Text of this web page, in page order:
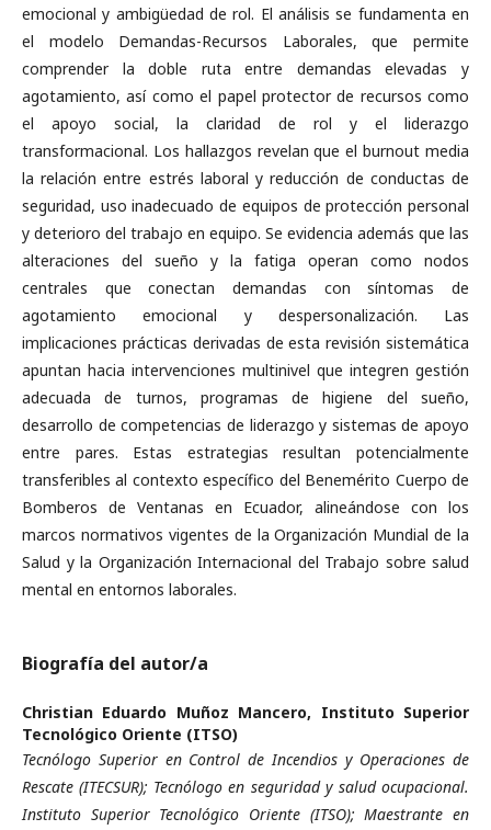
emocional y ambigüedad de rol. El análisis se fundamenta en
el modelo Demandas-Recursos Laborales, que permite
comprender la doble ruta entre demandas elevadas y
agotamiento, así como el papel protector de recursos como
el apoyo social, la claridad de rol y el liderazgo
transformacional. Los hallazgos revelan que el burnout media
la relación entre estrés laboral y reducción de conductas de
seguridad, uso inadecuado de equipos de protección personal
y deterioro del trabajo en equipo. Se evidencia además que las
alteraciones del sueño y la fatiga operan como nodos
centrales que conectan demandas con síntomas de
agotamiento emocional y despersonalización. Las
implicaciones prácticas derivadas de esta revisión sistemática
apuntan hacia intervenciones multinivel que integren gestión
adecuada de turnos, programas de higiene del sueño,
desarrollo de competencias de liderazgo y sistemas de apoyo
entre pares. Estas estrategias resultan potencialmente
transferibles al contexto específico del Benemérito Cuerpo de
Bomberos de Ventanas en Ecuador, alineándose con los
marcos normativos vigentes de la Organización Mundial de la
Salud y la Organización Internacional del Trabajo sobre salud
mental en entornos laborales.
Biografía del autor/a
Christian Eduardo Muñoz Mancero, Instituto Superior
Tecnológico Oriente (ITSO)
Tecnólogo Superior en Control de Incendios y Operaciones de
Rescate (ITECSUR); Tecnólogo en seguridad y salud ocupacional.
Instituto Superior Tecnológico Oriente (ITSO); Maestrante en